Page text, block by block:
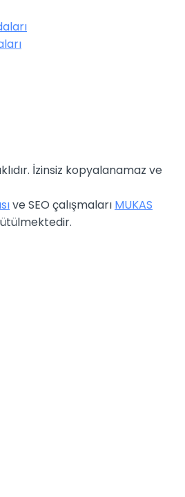
İzinsiz kopyalanamaz ve
ve SEO çalışmaları MUKAS